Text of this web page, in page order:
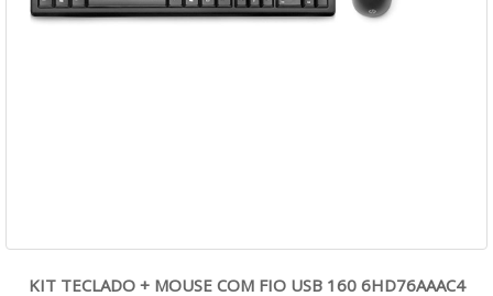
KIT TECLADO + MOUSE COM FIO USB 160 6HD76AAAC4